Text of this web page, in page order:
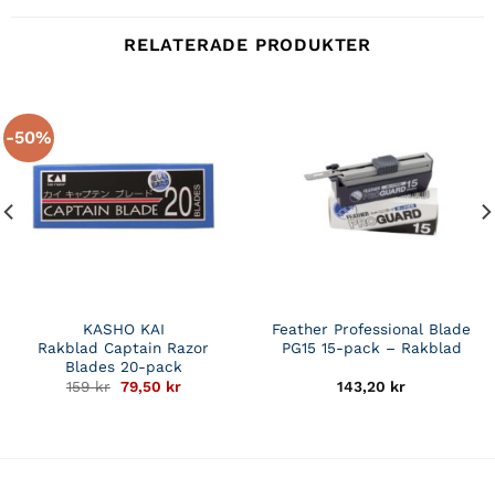
RELATERADE PRODUKTER
-50%
KASHO KAI
Rakblad Captain Razor
Blades 20-pack
159kr Det
ursprungliga
79,50 krDet
Feather Professional Blade
PG15 15-pack – Rakblad
143,20 kr